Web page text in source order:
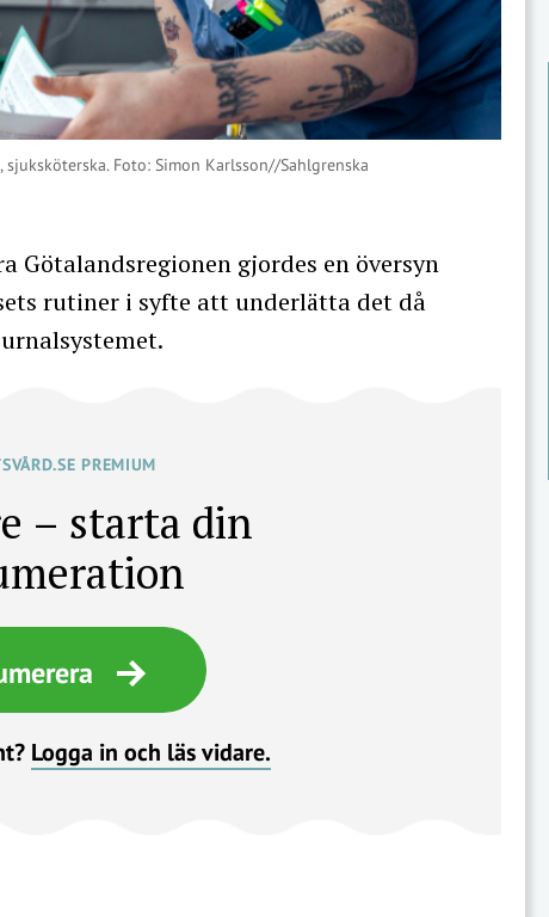
Foto: Simon Karlsson//Sahlgrenska
Götalandsregionen gjordes en översyn
rutiner i syfte att underlätta det då
PREMIUM
– starta din
Logga in och läs vidare.